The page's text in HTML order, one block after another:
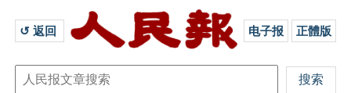
↺ 返回 电子报 正體版